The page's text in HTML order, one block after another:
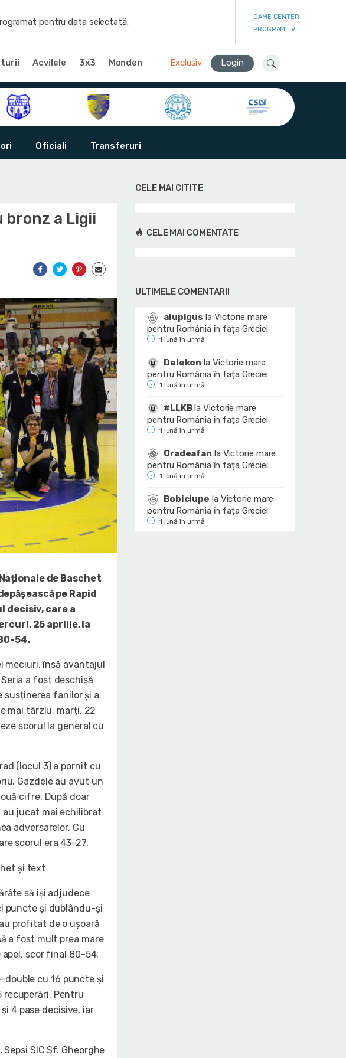
pentru data selectată.
GAME CENTER
PROGRAM TV
Acvilele 3x3 Monden Exclusiv Login
Oficiali Transferuri
bronz a Ligii
de Baschet
pe Rapid
decisiv, care a
25 aprilie, la
54.
meciuri, însă avantajul
a fost deschisă
susținerea fanilor și a
mai târziu, marți, 22
scorul la general cu
(locul 3) a pornit cu
Gazdele au avut un
cifre. După doar
au jucat mai echilibrat
adversarelor. Cu
scorul era 43-27.
să își adjudece
puncte și dublându-și
profitat de o ușoară
a fost mult prea mare
scor final 80-54.
double cu 16 puncte și
recuperări. Pentru
4 pase decisive, iar
SIC Sf. Gheorghe
CELE MAI CITITE
CELE MAI COMENTATE
ULTIMELE COMENTARII
alupigus la Victorie mare
pentru România în fața Greciei
1 lună în urmă
Delekon la Victorie mare
pentru România în fața Greciei
1 lună în urmă
#LLKBlaVictorie mare
pentru România în fața Greciei
1 lună în urmă
Oradeafan la Victorie mare
pentru România în fața Greciei
1 lună în urmă
Bobiciupe la Victorie mare
pentru România în fața Greciei
1 lună în urmă